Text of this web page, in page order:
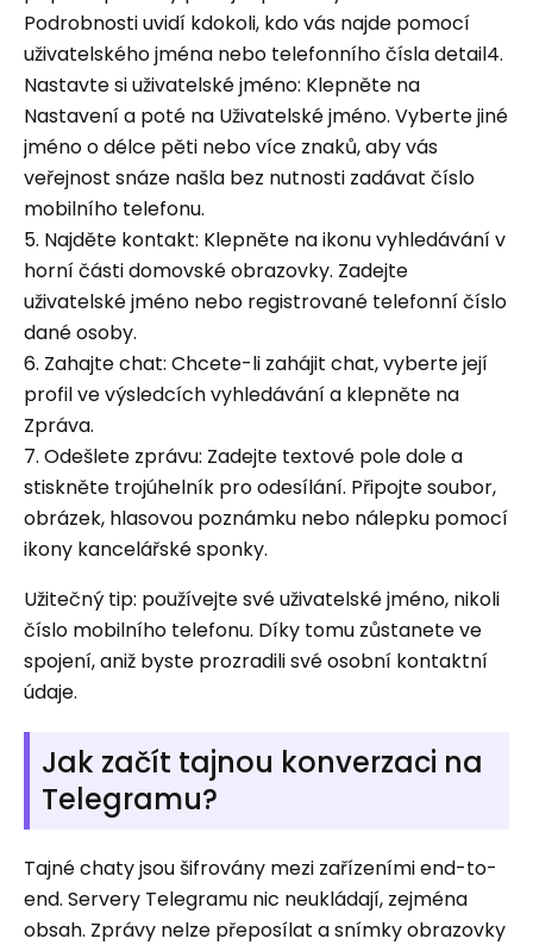
Podrobnosti uvidí kdokoli, kdo vás najde pomocí
uživatelského jména nebo telefonního čísla detail4.
Nastavte si uživatelské jméno: Klepněte na
Nastavení a poté na Uživatelské jméno. Vyberte jiné
jméno o délce pěti nebo více znaků, aby vás
veřejnost snáze našla bez nutnosti zadávat číslo
mobilního telefonu.
5. Najděte kontakt: Klepněte na ikonu vyhledávání v
horní části domovské obrazovky. Zadejte
uživatelské jméno nebo registrované telefonní číslo
dané osoby.
6. Zahajte chat: Chcete-li zahájit chat, vyberte její
profil ve výsledcích vyhledávání a klepněte na
Zpráva.
7. Odešlete zprávu: Zadejte textové pole dole a
stiskněte trojúhelník pro odesílání. Připojte soubor,
obrázek, hlasovou poznámku nebo nálepku pomocí
ikony kancelářské sponky.
Užitečný tip: používejte své uživatelské jméno, nikoli
číslo mobilního telefonu. Díky tomu zůstanete ve
spojení, aniž byste prozradili své osobní kontaktní
údaje.
Jak začít tajnou konverzaci na
Telegramu?
Tajné chaty jsou šifrovány mezi zařízeními end-to-
end. Servery Telegramu nic neukládají, zejména
obsah. Zprávy nelze přeposílat a snímky obrazovky